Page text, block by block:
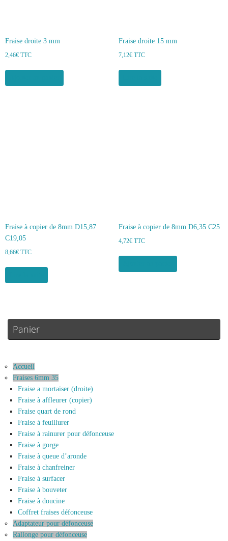
Fraise droite 3 mm
2,46€ TTC
Fraise droite 15 mm
7,12€ TTC
Fraise à copier de 8mm D15,87
C19,05
8,66€ TTC
Fraise à copier de 8mm D6,35 C25
4,72€ TTC
Panier
Accueil
Fraises 6mm 35
Fraise a mortaiser (droite)
Fraise à affleurer (copier)
Fraise quart de rond
Fraise à feuillurer
Fraise à rainurer pour défonceuse
Fraise à gorge
Fraise à queue d’aronde
Fraise à chanfreiner
Fraise à surfacer
Fraise à bouveter
Fraise à doucine
Coffret fraises défonceuse
Adaptateur pour défonceuse
Rallonge pour défonceuse